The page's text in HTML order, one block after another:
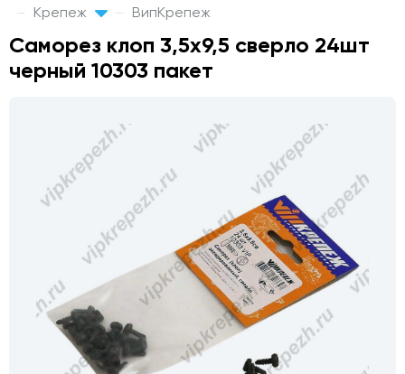
Крепеж
ВипКрепеж
Саморез клоп 3,5х9,5 сверло 24шт
черный 10303 пакет